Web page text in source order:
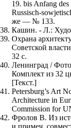
19. bis Anfang
Russisch-
же — № 133.
Кашин. - Л.:
Охрана
Советской
32 с.
Ленинград /
Комплект из 32
[Текст.]
Petersburg’s Art
Architecture in
Commission for
Фролов В. Из